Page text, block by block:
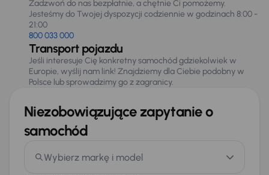
Zadzwoń do nas bezpłatnie, a chętnie Ci pomożemy.
Jesteśmy do Twojej dyspozycji codziennie w godzinach 8:00 -
21:00
800 033 000
Transport pojazdu
Jeśli interesuje Cię konkretny samochód gdziekolwiek w
Europie, wyślij nam link! Znajdziemy dla Ciebie podobny w
Polsce lub sprowadzimy go z zagranicy.
Niezobowiązujące zapytanie o
samochód
Wybierz markę i model